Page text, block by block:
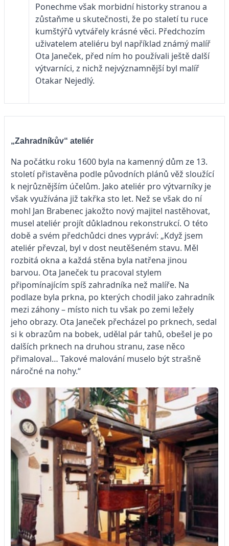
Ponechme však morbidní historky stranou a
zůstaňme u skutečnosti, že po staletí tu ruce
kumštýřů vytvářely krásné věci. Předchozím
uživatelem ateliéru byl například známý malíř
Ota Janeček, před ním ho používali ještě další
výtvarníci, z nichž nejvýznamnější byl malíř
Otakar Nejedlý.
„Zahradníkův“ ateliér
Na počátku roku 1600 byla na kamenný dům ze 13.
století přistavěna podle původních plánů věž sloužící
k nejrůznějším účelům. Jako ateliér pro výtvarníky je
však využívána již takřka sto let. Než se však do ní
mohl Jan Brabenec jakožto nový majitel nastěhovat,
musel ateliér projít důkladnou rekonstrukcí. O této
době a svém předchůdci dnes vypráví: „Když jsem
ateliér převzal, byl v dost neutěšeném stavu. Měl
rozbitá okna a každá stěna byla natřena jinou
barvou. Ota Janeček tu pracoval stylem
připomínajícím spíš zahradníka než malíře. Na
podlaze byla prkna, po kterých chodil jako zahradník
mezi záhony – místo nich tu však po zemi ležely
jeho obrazy. Ota Janeček přecházel po prknech, sedal
si k obrazům na bobek, udělal pár tahů, obešel je po
dalších prknech na druhou stranu, zase něco
přimaloval… Takové malování muselo být strašně
náročné na nohy.“